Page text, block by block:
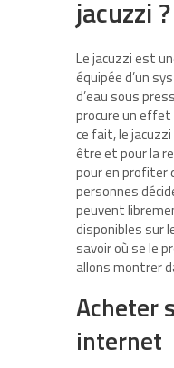
jacuzzi ?
Le jacuzzi est
équipée d’un
d’eau sous
procure un
ce fait, le
être et pour la
pour en profiter
personnes
peuvent
disponibles sur
savoir où se le
allons montrer
Acheter
internet